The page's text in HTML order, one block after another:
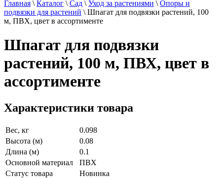
Главная \ Каталог \ Сад \ Уход за растениями \ Опоры и
подвязки для растений \ Шпагат для подвязки растений, 100
м, ПВХ, цвет в ассортименте
Шпагат для подвязки
растений, 100 м, ПВХ, цвет в
ассортименте
Характеристики товара
Вес, кг
0.098
Высота (м)
0.08
Длина (м)
0.1
Основной материал
ПВХ
Статус товара
Новинка